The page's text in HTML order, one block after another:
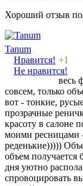
Хороший отзыв
Tanum
Нравится!
Не нравится!
+1
весь
совсем, только
вот - тонкие,
прозрачные
красоту в салоне
моими ресницами
реденькие)))))
объем
дня уютно
спровоцировать